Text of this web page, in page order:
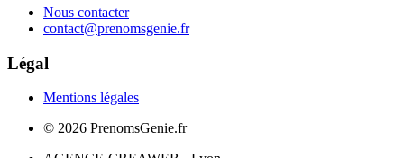
Nous contacter
contact@prenomsgenie.fr
Légal
Mentions légales
© 2026 PrenomsGenie.fr